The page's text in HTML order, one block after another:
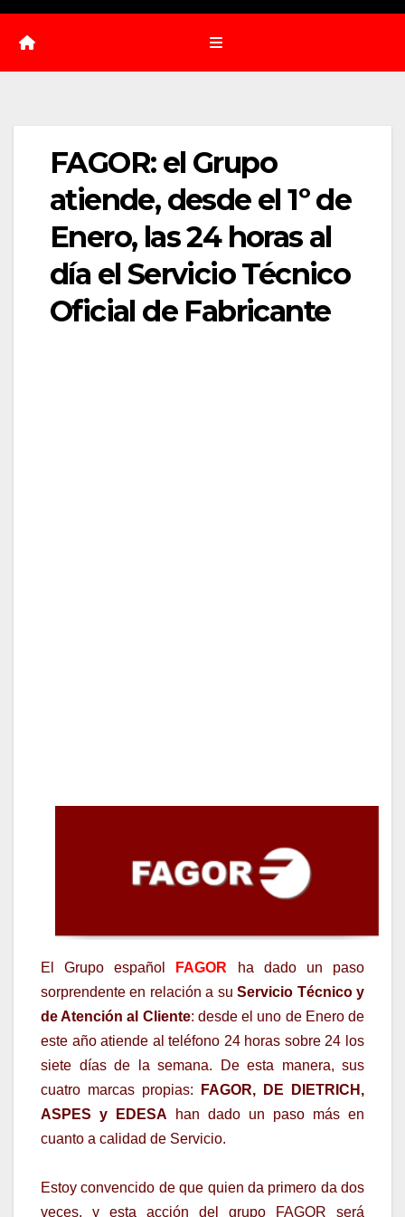
FAGOR: el Grupo
atiende, desde el 1º de
Enero, las 24 horas al
día el Servicio Técnico
Oficial de Fabricante
El Grupo español FAGOR
ha dado un paso
sorprendente en relación a suServicio Técnico y
de Atención al Cliente: desde el uno de Enero de
este año atiende al teléfono 24 horas sobre 24 los
siete días de la semana. De esta manera, sus
cuatro marcas propias:
FAGOR, DE DIETRICH,
ASPES y EDESA han dado un paso más en
cuanto a calidad de Servicio.
Estoy convencido de que quien da primero da dos
veces, y esta acción del grupo FAGOR será